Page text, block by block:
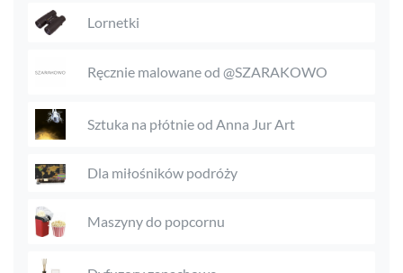
Lornetki
Ręcznie malowane od @SZARAKOWO
Sztuka na płótnie od Anna Jur Art
Dla miłośników podróży
Maszyny do popcornu